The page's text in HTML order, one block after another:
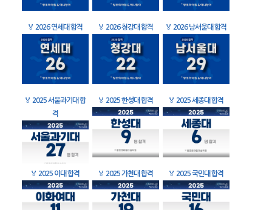
🏅 2026 연세대 합격 🏅 2026 청강대 합격 🏅 2026 남서울대 합격
🏅 2025 서울과기대 합
격
🏅 2025 한성대 합격 🏅 2025 세종대 합격
🏅 2025 이대 합격 🏅 2025 가천대 합격 🏅 2025 국민대 합격